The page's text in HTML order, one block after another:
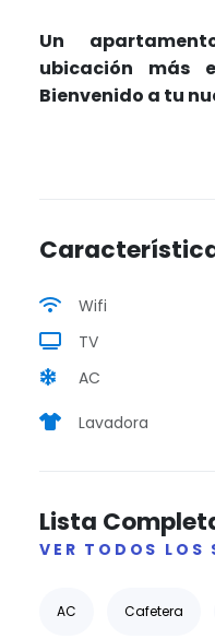
Un
ubicación más
Bienvenido a tu
Wifi
TV
AC
Lavadora
Lista
VER TODOS LOS
AC Cafetera